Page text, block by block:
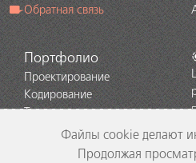
Обратная связь
Портфолио
Проектирование
Кодирование
Тестирование
Поддержка
Технологии
Файлы cookie делают
Продолжая